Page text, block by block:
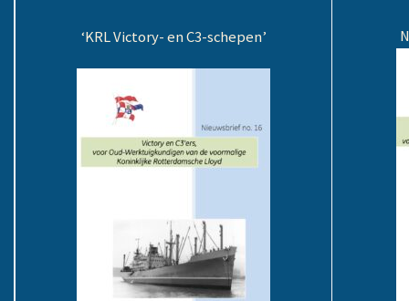
‘KRL Victory- en C3-schepen’